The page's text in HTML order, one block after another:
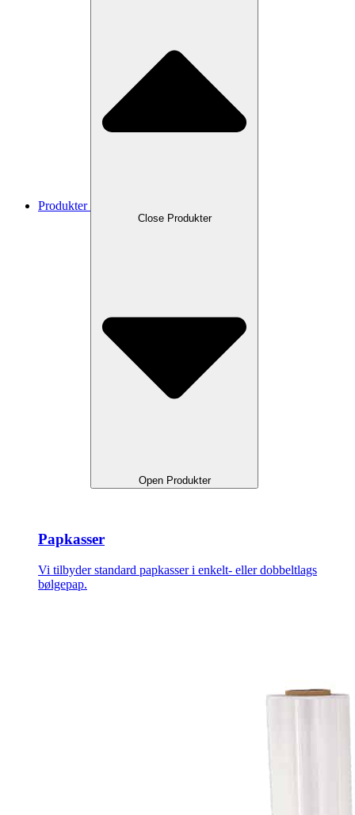
Produkter
Close Produkter
Open Produkter
Papkasser
Vi tilbyder standard papkasser i enkelt- eller dobbeltlags
bølgepap.